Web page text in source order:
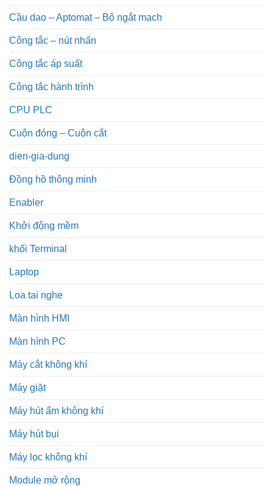
Cầu dao – Aptomat – Bộ ngắt mạch
Công tắc – nút nhấn
Công tắc áp suất
Công tắc hành trình
CPU PLC
Cuộn đóng – Cuộn cắt
dien-gia-dung
Đồng hồ thông minh
Enabler
Khởi động mềm
khối Terminal
Laptop
Loa tai nghe
Màn hình HMI
Màn hình PC
Máy cắt không khí
Máy giặt
Máy hút ẩm không khí
Máy hút bụi
Máy lọc không khí
Module mở rộng